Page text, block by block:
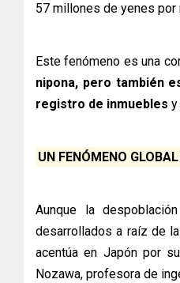
57 millones de yenes por
Este fenómeno es una
nipona, pero también
registro de inmuebles y
UN FENÓMENO
Aunque la
desarrollados a raíz de
acentúa en Japón por
Nozawa, profesora de